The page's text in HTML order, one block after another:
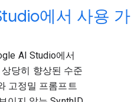
에서 사용 가
AI Studio에서
당히 향상된 수준
고정밀 프롬프트